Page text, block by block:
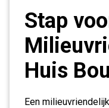
Stap
Huis
Een